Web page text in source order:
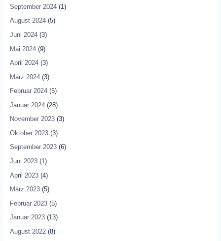
September 2024(1)
August 2024(5)
Juni 2024(3)
Mai 2024(9)
April 2024(3)
März 2024(3)
Februar 2024(5)
Januar 2024(28)
November 2023(3)
Oktober 2023(3)
September 2023(6)
Juni 2023(1)
April 2023(4)
März 2023(5)
Februar 2023(5)
Januar 2023(13)
August 2022(8)